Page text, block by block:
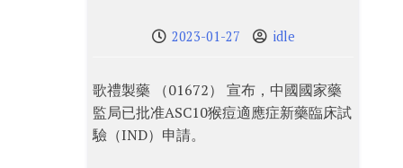
2023-01-27 idle
歌禮製藥 （01672） 宣布，中國國家藥
監局已批准ASC10猴痘適應症新藥臨床試
驗（IND）申請。